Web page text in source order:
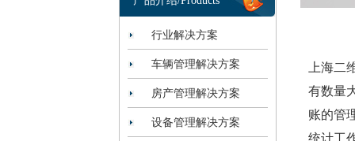
行业解决方案
车辆管理解决方案
房产管理解决方案
设备管理解决方案
上海
有数量
账的管
统计工